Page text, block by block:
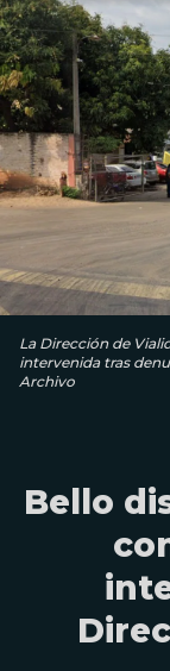
La Dirección de
intervenida tras
Archivo
Bello